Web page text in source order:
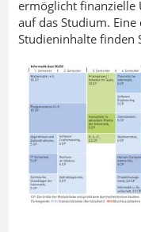
ermöglicht finanzielle
auf das Studium.
Studieninhalte finden